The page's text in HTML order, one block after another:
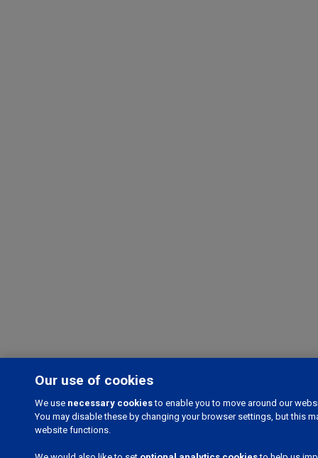
Our use of cookies
We use necessary cookiesto enable you to move around our
You may disable these by changing your browser settings, but this
website functions.